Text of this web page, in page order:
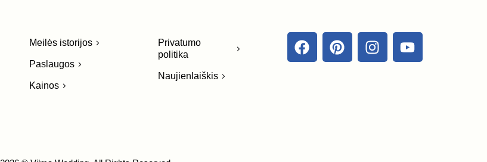
Meilės istorijos
Paslaugos
Kainos
Privatumo
politika
Naujienlaiškis